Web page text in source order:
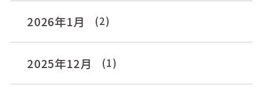
2026年1月 (2)
2025年12月 (1)